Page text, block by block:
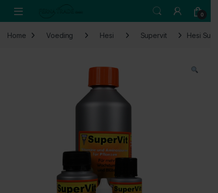
Open 0
Home Voeding Hesi Supervit Hesi